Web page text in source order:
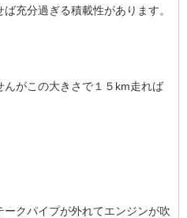
充分過ぎる積載性があります。
がこの大きさで１５km走れば
クパイプが外れてエンジンが吹